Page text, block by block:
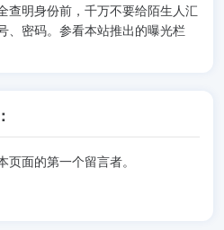
查明身份前，千万不要给陌生人汇
、密码。参看本站推出的曝光栏
面的第一个留言者。